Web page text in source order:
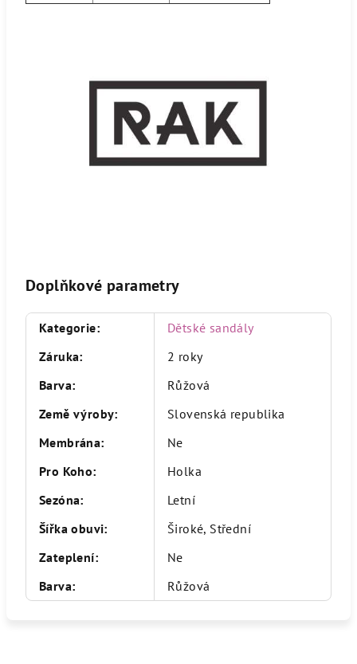
Doplňkové parametry
Kategorie:
Dětské sandály
Záruka:
2 roky
Barva:
Růžová
Země výroby:
Slovenská republika
Membrána:
Ne
Pro Koho:
Holka
Sezóna:
Letní
Šířka obuvi:
Široké, Střední
Zateplení:
Ne
Barva: Růžová